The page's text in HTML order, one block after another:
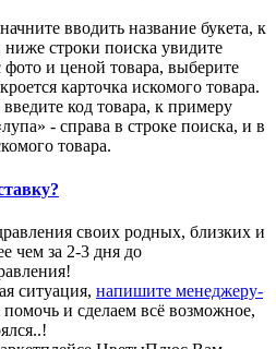
вводить название букета, к
строки поиска увидите
и ценой товара, выберите
карточка искомого товара.
код товара, к примеру
- справа в строке поиска, и в
товара.
своих родных, близких и
чем за 2-3 дня до
ситуация, напишите менеджеру-
и сделаем всё возможное,